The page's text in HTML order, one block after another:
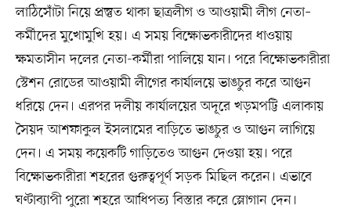
লাঠিসোঁটা নিয়ে প্রস্তুত থাকা ছাত্রলীগ ও আওয়ামী লীগ নেতা–
কর্মীদের মুখোমুখি হয়। এ সময় বিক্ষোভকারীদের ধাওয়ায়
ক্ষমতাসীন দলের নেতা-কর্মীরা পালিয়ে যান। পরে বিক্ষোভকারীরা
স্টেশন রোডের আওয়ামী লীগের কার্যালয়ে ভাঙচুর করে আগুন
ধরিয়ে দেন। এরপর দলীয় কার্যালয়ের অদূরে খড়মপট্টি এলাকায়
সৈয়দ আশফাকুল ইসলামের বাড়িতে ভাঙচুর ও আগুন লাগিয়ে
দেন। এ সময় কয়েকটি গাড়িতেও আগুন দেওয়া হয়। পরে
বিক্ষোভকারীরা শহরের গুরুত্বপূর্ণ সড়ক মিছিল করেন। এভাবে
ঘণ্টাব্যাপী পুরো শহরে আধিপত্য বিস্তার করে স্লোগান দেন।